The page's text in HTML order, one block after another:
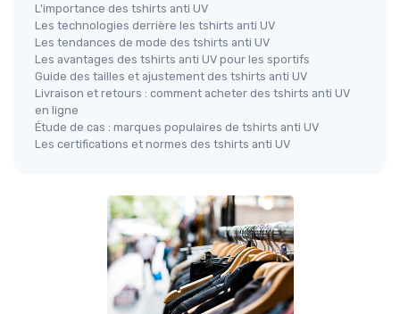
L'importance des tshirts anti UV
Les technologies derrière les tshirts anti UV
Les tendances de mode des tshirts anti UV
Les avantages des tshirts anti UV pour les sportifs
Guide des tailles et ajustement des tshirts anti UV
Livraison et retours : comment acheter des tshirts anti UV
en ligne
Étude de cas : marques populaires de tshirts anti UV
Les certifications et normes des tshirts anti UV